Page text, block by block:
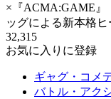
×『ACMA:GAME』
ッグによる新本格
32,315
お気に入りに登録
ギャグ・コメ
バトル・アク